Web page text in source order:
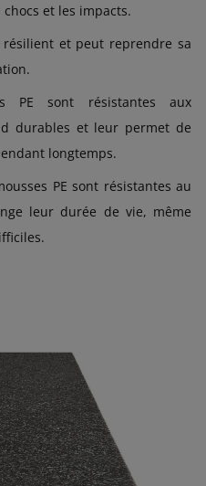
et les impacts.
et peut reprendre sa
PE sont résistantes aux
durables et leur permet de
longtemps.
PE sont résistantes au
leur durée de vie, même